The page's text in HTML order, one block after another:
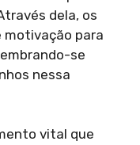
dela, os
para
se
nessa
vital que